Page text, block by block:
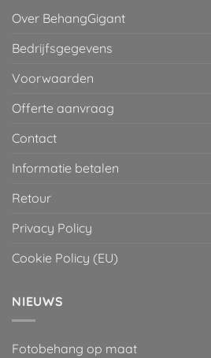
Over BehangGigant
Bedrijfsgegevens
Voorwaarden
Offerte aanvraag
Contact
Informatie betalen
Retour
Privacy Policy
Cookie Policy (EU)
NIEUWS
Fotobehang op maat